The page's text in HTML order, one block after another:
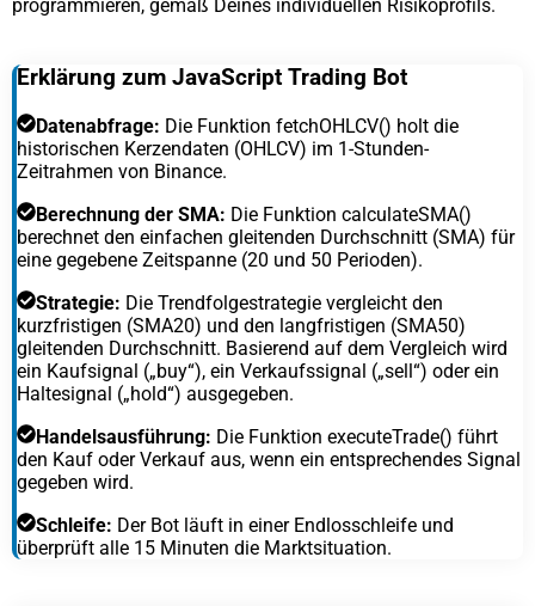
programmieren, gemäß Deines individuellen Risikoprofils.
Erklärung zum JavaScript Trading Bot
Datenabfrage: Die Funktion fetchOHLCV() holt die
historischen Kerzendaten (OHLCV) im 1-Stunden-
Zeitrahmen von Binance.
Berechnung der SMA: Die Funktion calculateSMA()
berechnet den einfachen gleitenden Durchschnitt (SMA) für
eine gegebene Zeitspanne (20 und 50 Perioden).
Strategie: Die Trendfolgestrategie vergleicht den
kurzfristigen (SMA20) und den langfristigen (SMA50)
gleitenden Durchschnitt. Basierend auf dem Vergleich wird
ein Kaufsignal („buy“), ein Verkaufssignal („sell“) oder ein
Haltesignal („hold“) ausgegeben.
Handelsausführung: Die Funktion executeTrade() führt
den Kauf oder Verkauf aus, wenn ein entsprechendes Signal
gegeben wird.
Schleife: Der Bot läuft in einer Endlosschleife und
überprüft alle 15 Minuten die Marktsituation.